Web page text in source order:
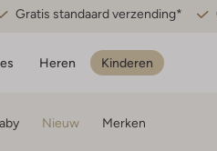
Gratis standaard verzending*
Heren Kinderen
Nieuw Merken